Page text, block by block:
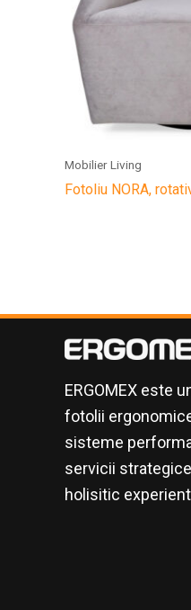
Mobilier Living
Fotoliu NORA,
ERGOMEX este
fotolii
sisteme
servicii
holisitic